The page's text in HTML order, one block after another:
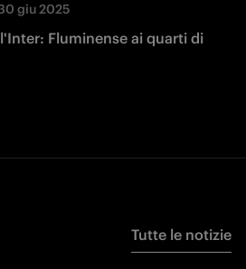
giu 2025
Fluminense ai quarti di
Tutte le notizie